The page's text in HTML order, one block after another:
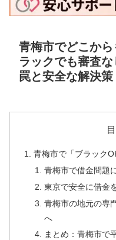
青梅市でどこか
ラックでも審査
罠と安全な解決策
青梅市で「ブラック
青梅市で借金問題
東京で安全に借金
青梅市の地元の専
へ
まとめ：青梅市で